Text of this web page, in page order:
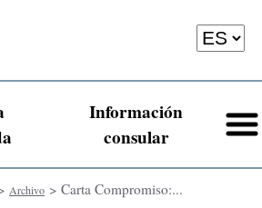
Información
consular
Archivo> Carta Compromiso:...